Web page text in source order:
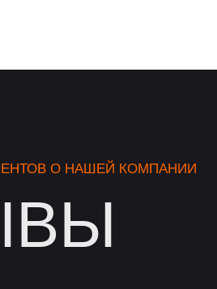
О НАШЕЙ КОМПАНИИ